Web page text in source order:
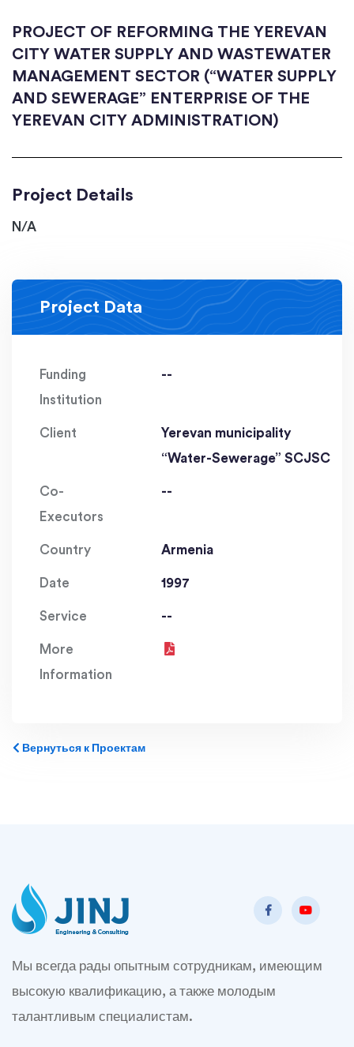
PROJECT OF REFORMING THE YEREVAN
CITY WATER SUPPLY AND WASTEWATER
MANAGEMENT SECTOR (“WATER SUPPLY
AND SEWERAGE” ENTERPRISE OF THE
YEREVAN CITY ADMINISTRATION)
Project Details
N/A
Project Data
Funding
Institution
--
Client
Yerevan municipality
“Water-Sewerage” SCJSC
Co-
Executors
--
Country Armenia
Date 1997
Service --
More
Information
Вернуться к Проектам
Мы всегда рады опытным сотрудникам, имеющим
высокую квалификацию, а также молодым
талантливым специалистам.